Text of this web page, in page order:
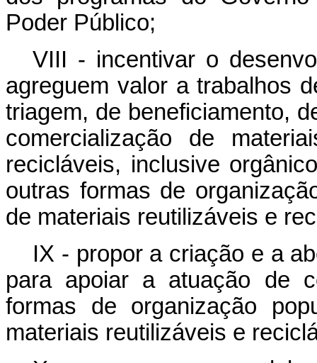
Poder Público;
VIII - incentivar o
agreguem valor a trabalhos
triagem, de beneficiamento,
comercialização de
recicláveis, inclusive
outras formas de
de materiais reutilizáveis e
IX - propor a criação e a
para apoiar a atuação de
formas de organização
materiais reutilizáveis e